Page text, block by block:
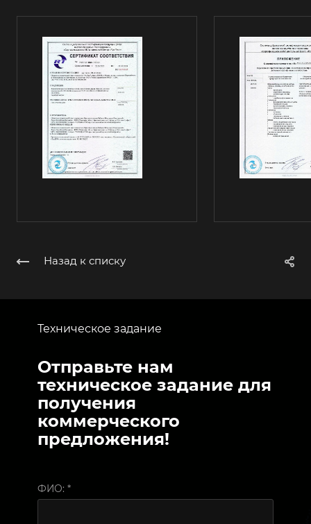
Назад к списку
Техническое задание
Отправьте нам
техническое задание для
получения
коммерческого
предложения!
ФИО: *